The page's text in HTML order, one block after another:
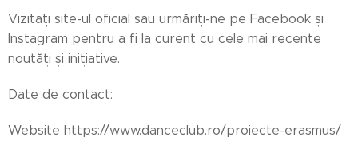
Vizitați site-ul oficial sau urmăriți-ne pe Facebook și
Instagram pentru a fi la curent cu cele mai recente
noutăți și inițiative.
Date de contact:
Website https://www.danceclub.ro/proiecte-erasmus/